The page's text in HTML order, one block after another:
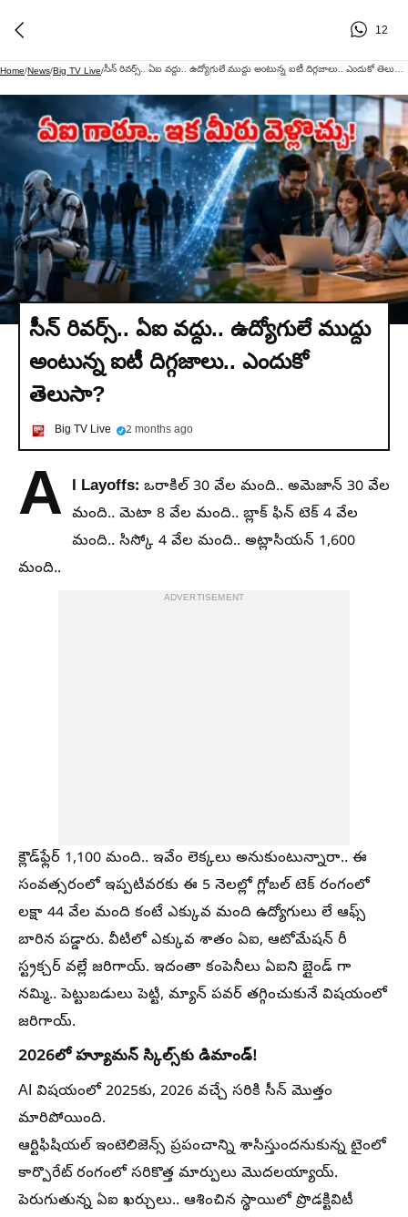
12
Home/News/Big TV Live/
సీన్ రివర్స్.. ఏఐ వద్దు.. ఉద్యోగులే ముద్దు
అంటున్న ఐటీ దిగ్గజాలు.. ఎందుకో
తెలుసా?
Big TV Live 2 months ago
A I Layoffs: ఒరాకిల్ 30 వేల మంది.. అమెజాన్ 30 వేల
మంది.. మెటా 8 వేల మంది.. బ్లాక్ ఫిన్ టెక్ 4 వేల
మంది.. సిస్కో 4 వేల మంది.. అట్లాసియన్ 1,600
మంది..
ADVERTISEMENT
క్లౌడ్‌ఫ్లేర్ 1,100 మంది.. ఇవేం లెక్కలు అనుకుంటున్నారా.. ఈ
సంవత్సరంలో ఇప్పటివరకు ఈ 5 నెలల్లో గ్లోబల్ టెక్ రంగంలో
లక్షా 44 వేల మంది కంటే ఎక్కువ మంది ఉద్యోగులు లే ఆఫ్స్
బారిన పడ్డారు. వీటిలో ఎక్కువ శాతం ఏఐ, ఆటోమేషన్ రీ
స్ట్రక్చర్ వల్లే జరిగాయ్. ఇదంతా కంపెనీలు ఏఐని బ్లైండ్ గా
నమ్మి.. పెట్టుబడులు పెట్టి, మ్యాన్ పవర్ తగ్గించుకునే విషయంలో
జరిగాయ్.
2026లో హ్యూమన్ స్కిల్స్‌కు డిమాండ్!
AI విషయంలో 2025కు, 2026 వచ్చే సరికి సీన్ మొత్తం
మారిపోయింది.
ఆర్టిఫిషియల్ ఇంటెలిజెన్స్ ప్రపంచాన్ని శాసిస్తుందనుకున్న టైంలో
కార్పొరేట్ రంగంలో సరికొత్త మార్పులు మొదలయ్యాయ్.
పెరుగుతున్న ఏఐ ఖర్చులు.. ఆశించిన స్థాయిలో ప్రొడక్టివిటీ